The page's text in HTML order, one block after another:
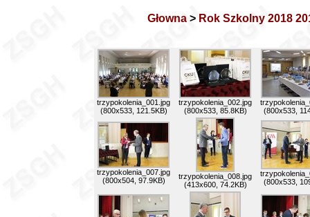
Głowna> Rok Szkolny 2018
trzypokolenia_001.jpg
(800x533, 121.5KB)
trzypokolenia_002.jpg
(800x533, 85.8KB)
(800x533,
trzypokolenia_007.jpg
(800x504, 97.9KB)
trzypokolenia_008.jpg
(413x600, 74.2KB)
(800x533,